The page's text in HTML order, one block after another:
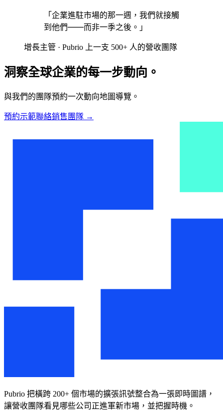
「企業進駐市場的那一週，我們就接觸
到他們——而非一季之後。」
增長主管 · Pubrio 上一支 500+ 人的營收團隊
洞察全球企業的每一步動向。
與我們的團隊預約一次動向地圖導覽。
預約示範聯絡銷售團隊 →
Pubrio 把橫跨 200+ 個市場的擴張訊號整合為一張即時圖譜，
讓營收團隊看見哪些公司正進軍新市場，並把握時機。